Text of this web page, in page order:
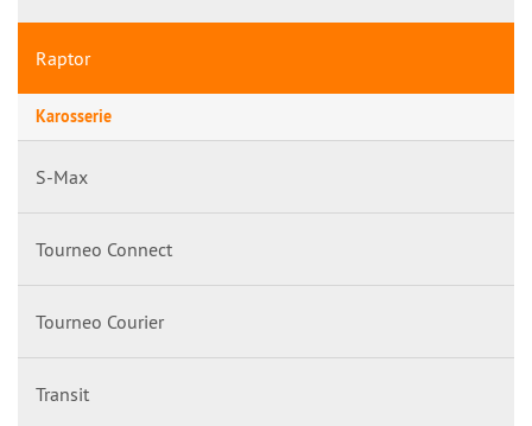
Raptor
Karosserie
S-Max
Tourneo Connect
Tourneo Courier
Transit